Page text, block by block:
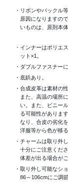
・リボンやバックル
原因になりますの
いものは、原則本
・インナーはポリエ
ット×1。
・ダブルファスナー
・底鋲あり。
・合成皮革は素材の
また、高温の場所
い。また、ビニー
る可能性がありま
なり、合皮の劣化
洋服等から色が移
・チャームは取り外
十分にご注意くだ
体差が出る場合が
・取り外し可能なシ
86～106cmにご調